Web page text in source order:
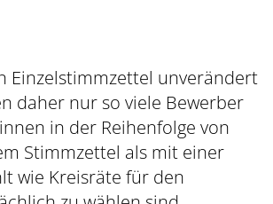
Einzelstimmzettel unverändert
daher nur so viele Bewerber
in der Reihenfolge von
Stimmzettel als mit einer
wie Kreisräte für den